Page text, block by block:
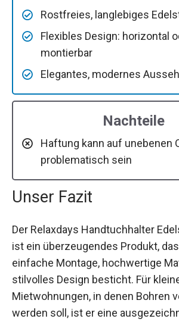
Rostfreies, langlebiges
Flexibles Design: horizontal
montierbar
Elegantes, modernes
Nachteile
Haftung kann auf unebenen
problematisch sein
Unser Fazit
Der Relaxdays Handtuchhalter
ist ein überzeugendes Produkt,
einfache Montage, hochwertige
stilvolles Design besticht. Für
Mietwohnungen, in denen Bohren
werden soll, ist er eine